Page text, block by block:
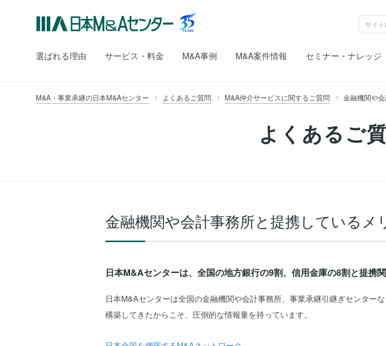
選ばれる理由 サービス・料金 M&A事例 M&A案件情報 セミナー・ナレッジ
M&A・事業承継の日本M&Aセンター よくあるご質問 M&A仲介サービスに関するご質問 金融機関や
よくあるご
金融機関や会計事務所と提携しているメ
日本M&Aセンターは、全国の地方銀行の9割、信用金庫の8割と提携関
日本M&Aセンターは全国の金融機関や会計事務所、事業承継引継ぎセンター
構築してきたからこそ、圧倒的な情報量を持っています。